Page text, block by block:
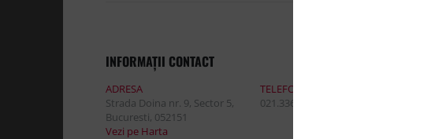
INFORMAŢII CONTACT
ADRESA
Strada Doina nr. 9, Sector 5,
Bucuresti, 052151
Vezi pe Harta
TELEFON:
021.336.03.32